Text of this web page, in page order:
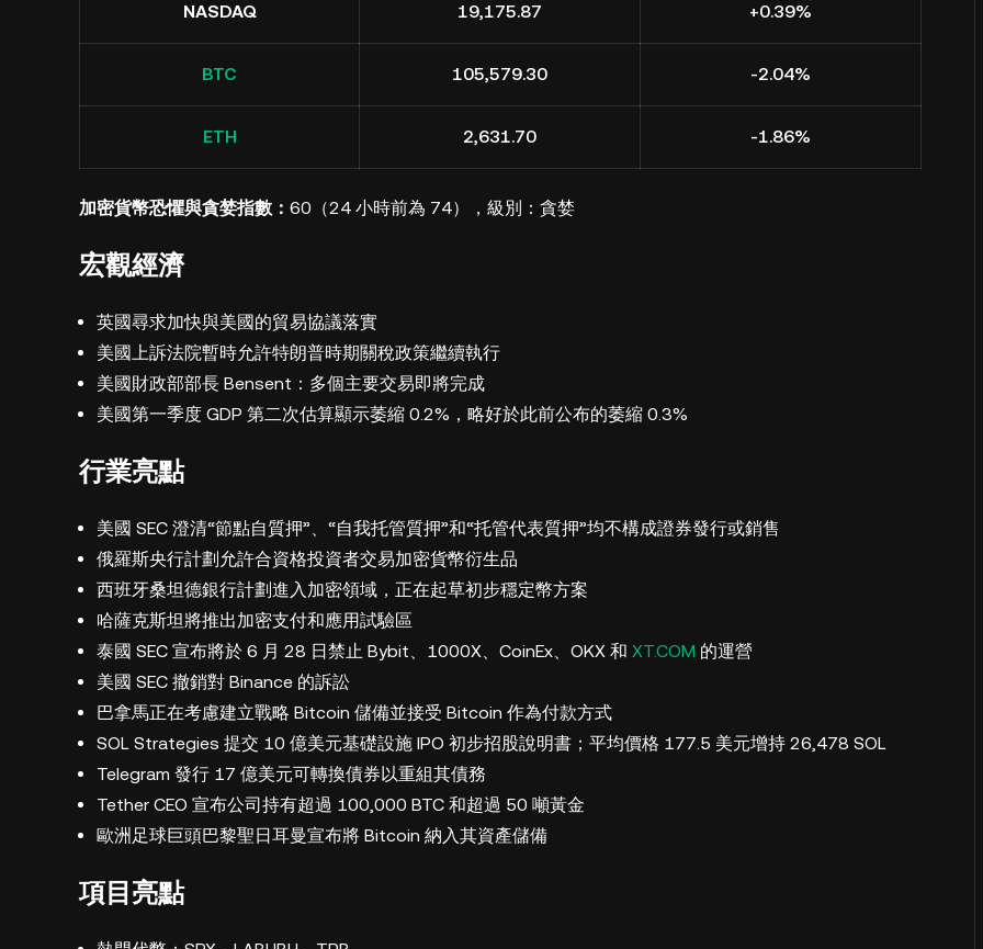
NASDAQ 19,175.87 +0.39%
BTC 105,579.30 -2.04%
ETH 2,631.70 -1.86%
加密貨幣恐懼與貪婪指數： 60（24 小時前為 74），級別：貪婪
宏觀經濟
英國尋求加快與美國的貿易協議落實
美國上訴法院暫時允許特朗普時期關稅政策繼續執行
美國財政部部長 Bensent：多個主要交易即將完成
美國第一季度 GDP 第二次估算顯示萎縮 0.2%，略好於此前公布的萎縮 0.3%
行業亮點
美國 SEC 澄清“節點自質押”、“自我托管質押”和“托管代表質押”均不構成證券發行或銷售
俄羅斯央行計劃允許合資格投資者交易加密貨幣衍生品
西班牙桑坦德銀行計劃進入加密領域，正在起草初步穩定幣方案
哈薩克斯坦將推出加密支付和應用試驗區
泰國 SEC 宣布將於 6 月 28 日禁止 Bybit、1000X、CoinEx、OKX 和 XT.COM 的運營
美國 SEC 撤銷對 Binance 的訴訟
巴拿馬正在考慮建立戰略 Bitcoin 儲備並接受 Bitcoin 作為付款方式
SOL Strategies 提交 10 億美元基礎設施 IPO 初步招股說明書；平均價格 177.5 美元增持 26,478 SOL
Telegram 發行 17 億美元可轉換債券以重組其債務
Tether CEO 宣布公司持有超過 100,000 BTC 和超過 50 噸黃金
歐洲足球巨頭巴黎聖日耳曼宣布將 Bitcoin 納入其資產儲備
項目亮點